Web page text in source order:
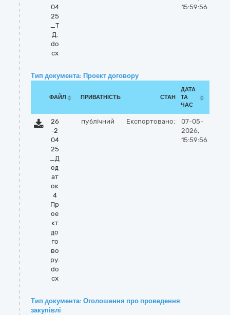
04
25
_Т
Д.
do
cx
15:59:56
Тип документа: Проект договору
ФАЙЛ ПРИВАТНІСТЬ СТАН
ДАТА
ТА
ЧАС
26
-2
04
25
_Д
од
ат
ок
4
Пр
ое
кт
до
го
во
ру.
do
cx
публічний Експортовано:
07-05-
2026,
15:59:56
Тип документа: Оголошення про проведення
закупівлі